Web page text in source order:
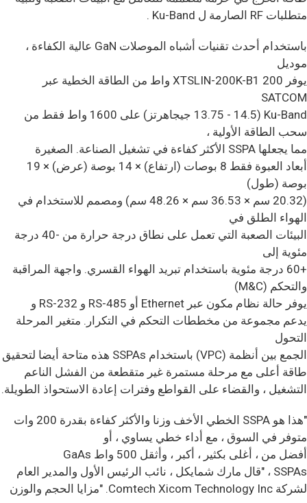
متطلبات RF الصارمة ل Ku-Band .
باستخدام أحدث تقنيات أشباه الموصلات GaN عالية الكفاءة ،
موديل
يوفر XTSLIN-200K-B1 200 واط من الطاقة الخطية عبر
SATCOM
Ku-Band (13.75 - 14.5 جيجاهرتز) على 1600 واط فقط من
سحب الطاقة الأولية ،
مما يجعلها SSPA الأكثر كفاءة في تشغيل الصناعة. الصغيرة
أبعاد العبوة فقط 8 بوصات (ارتفاع) × 14 بوصة (عرض) × 19
بوصة (طول)
(20.32 سم × 36.53 سم × 48.26 سم) ومصمم للاستخدام في
الهواء الطلق في
البيئات الصعبة التي تعمل على نطاق درجة حرارة من -40 درجة
مئوية إلى
+60 درجة مئوية باستخدام تبريد الهواء القسري. واجهة المراقبة
والتحكم (M&C)
يوفر حالة نظام مكون عبر Ethernet أو RS-485 و RS-232 و
يدعم مجموعة من مخططات التحكم في التكرار. متغير المرحلة
التحول
الجمع بين أنظمة (VPC) باستخدام SSPAs هذه متاحة أيضا لتحقيق
طاقة أعلى مع مرحلة مستمرة غير متقطعة من الفشل الناعم
التشغيل ، والقضاء على القواطع وفترات إعادة الاستحواذ الطويلة.
"هذا هو SSPA الخطي الأخف وزنا والأكثر كفاءة بقدرة 200 وات
متوفر في السوق ، مع أداء خطي يساوي ، أو
أفضل من ، أغلى بكثير ، أكبر ، وأثقل 500 واط GaAs
SSPAs ، "قال مارك شمايكل ، نائب الرئيس الأول والمدير العام
لشركة Comtech Xicom Technology Inc. "مزايا الحجم والوزن